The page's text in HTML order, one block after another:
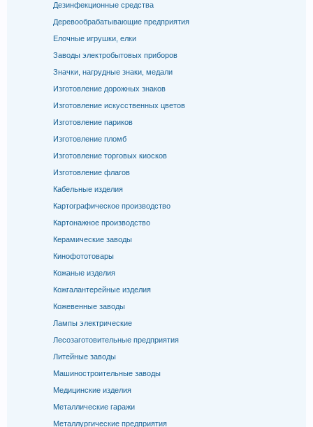
Дезинфекционные средства
Деревообрабатывающие предприятия
Елочные игрушки, елки
Заводы электробытовых приборов
Значки, нагрудные знаки, медали
Изготовление дорожных знаков
Изготовление искусственных цветов
Изготовление париков
Изготовление пломб
Изготовление торговых киосков
Изготовление флагов
Кабельные изделия
Картографическое производство
Картонажное производство
Керамические заводы
Кинофототовары
Кожаные изделия
Кожгалантерейные изделия
Кожевенные заводы
Лампы электрические
Лесозаготовительные предприятия
Литейные заводы
Машиностроительные заводы
Медицинские изделия
Металлические гаражи
Металлургические предприятия